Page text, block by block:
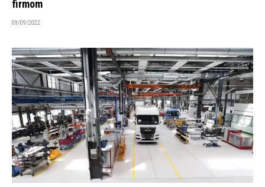
firmom
09/09/2022